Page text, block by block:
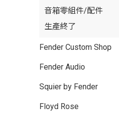
音箱零組件/配件
生產終了
Fender Custom Shop
Fender Audio
Squier by Fender
Floyd Rose